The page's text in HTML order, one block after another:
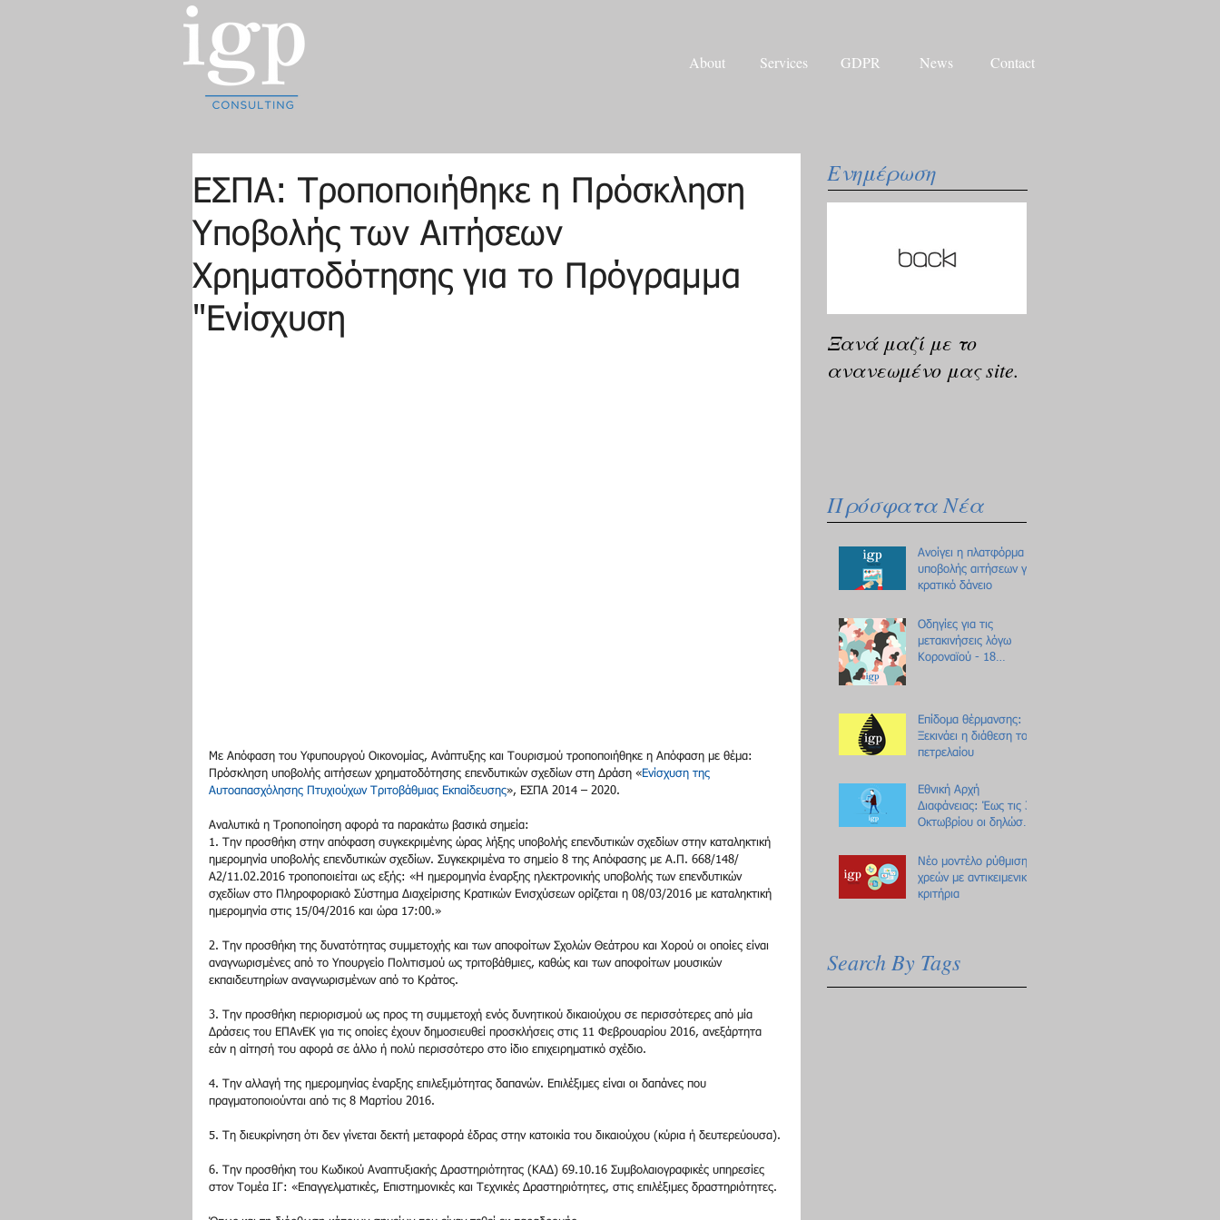
ΕΣΠΑ: Τροποποιήθηκε η Πρόσκληση
Υποβολής των Αιτήσεων
Χρηματοδότησης για το Πρόγραμμα
"Ενίσχυση
Με Απόφαση του Υφυπουργού Οικονομίας, Ανάπτυξης και Τουρισμού τροποποιήθηκε η Απόφαση με θέμα:
Πρόσκληση υποβολής αιτήσεων χρηματοδότησης επενδυτικών σχεδίων στη ∆ράση «Ενίσχυση της
Αυτοαπασχόλησης Πτυχιούχων Τριτοβάθμιας Εκπαίδευσης», ΕΣΠΑ 2014 – 2020.
Αναλυτικά η Τροποποίηση αφορά τα παρακάτω βασικά σημεία:
1. Την προσθήκη στην απόφαση συγκεκριμένης ώρας λήξης υποβολής επενδυτικών σχεδίων στην καταληκτική
ημερομηνία υποβολής επενδυτικών σχεδίων. Συγκεκριμένα το σημείο 8 της Απόφασης με Α.Π. 668/148/
Α2/11.02.2016 τροποποιείται ως εξής: «Η ημερομηνία έναρξης ηλεκτρονικής υποβολής των επενδυτικών
σχεδίων στο Πληροφοριακό Σύστημα ∆ιαχείρισης Κρατικών Ενισχύσεων ορίζεται η 08/03/2016 με καταληκτική
ημερομηνία στις 15/04/2016 και ώρα 17:00.»
2. Την προσθήκη της δυνατότητας συμμετοχής και των αποφοίτων Σχολών Θεάτρου και Χορού οι οποίες είναι
αναγνωρισμένες από το Υπουργείο Πολιτισμού ως τριτοβάθμιες, καθώς και των αποφοίτων μουσικών
εκπαιδευτηρίων αναγνωρισμένων από το Κράτος.
3. Την προσθήκη περιορισμού ως προς τη συμμετοχή ενός δυνητικού δικαιούχου σε περισσότερες από μία
∆ράσεις του ΕΠΑνΕΚ για τις οποίες έχουν δημοσιευθεί προσκλήσεις στις 11 Φεβρουαρίου 2016, ανεξάρτητα
εάν η αίτησή του αφορά σε άλλο ή πολύ περισσότερο στο ίδιο επιχειρηματικό σχέδιο.
4. Την αλλαγή της ημερομηνίας έναρξης επιλεξιμότητας δαπανών. Επιλέξιμες είναι οι δαπάνες που
πραγματοποιούνται από τις 8 Μαρτίου 2016.
5. Τη διευκρίνηση ότι δεν γίνεται δεκτή μεταφορά έδρας στην κατοικία του δικαιούχου (κύρια ή δευτερεύουσα).
6. Την προσθήκη του Κωδικού Αναπτυξιακής ∆ραστηριότητας (ΚΑ∆) 69.10.16 Συμβολαιογραφικές υπηρεσίες
στον Τομέα ΙΓ: «Επαγγελματικές, Επιστημονικές και Τεχνικές ∆ραστηριότητες, στις επιλέξιμες δραστηριότητες.
Ενημέρωση
Ξανά μαζί με το
ανανεωμένο μας site.
Πρόσφατα Νέα
Ανοίγει η πλατφόρμα
υποβολής αιτήσεων για
κρατικό δάνειο
Οδηγίες για τις
μετακινήσεις λόγω
Κοροναϊού - 18
Επίδομα θέρμανσης:
Ξεκινάει η διάθεση του
πετρελαίου
Εθνική Αρχή
Διαφάνειας: Έως τις 31
Οκτωβρίου οι δηλώσεις
Νέο μοντέλο ρύθμισης
χρεών με αντικειμενικά
κριτήρια
Search By Tags
About Services GDPR News Contact